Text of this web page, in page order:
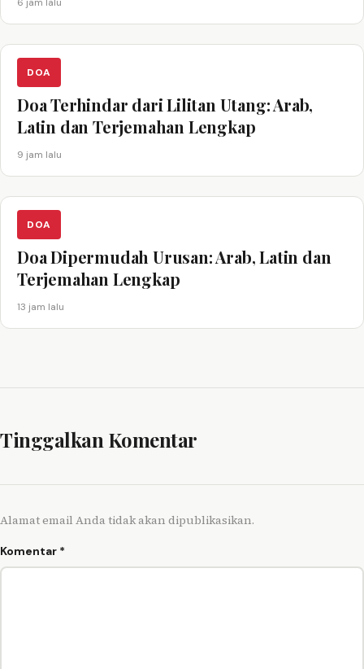
DOA
Doa Terhindar dari Lilitan Utang: Arab,
Latin dan Terjemahan Lengkap
9 jam lalu
DOA
Doa Dipermudah Urusan: Arab, Latin dan
Terjemahan Lengkap
13 jam lalu
Tinggalkan Komentar
Alamat email Anda tidak akan dipublikasikan.
Komentar *